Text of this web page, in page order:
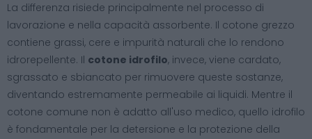
La differenza risiede principalmente nel processo di
lavorazione e nella capacità assorbente. Il cotone grezzo
contiene grassi, cere e impurità naturali che lo rendono
idrorepellente. Il cotone idrofilo, invece, viene cardato,
sgrassato e sbiancato per rimuovere queste sostanze,
diventando estremamente permeabile ai liquidi. Mentre il
cotone comune non è adatto all'uso medico, quello idrofilo
è fondamentale per la detersione e la protezione della